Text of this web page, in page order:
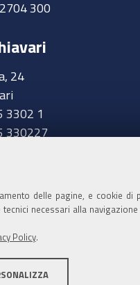
delle pagine, e cookie
necessari alla
Policy
300
24
3302 1
330227